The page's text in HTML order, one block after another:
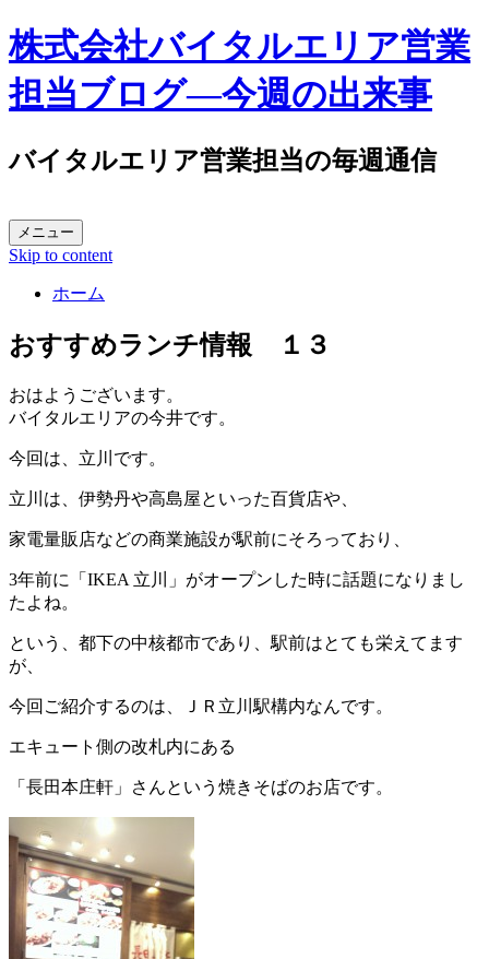
株式会社バイタルエリア営業
担当ブログ―今週の出来事
バイタルエリア営業担当の毎週通信
メニュー
Skip to content
ホーム
おすすめランチ情報 １３
おはようございます。
バイタルエリアの今井です。
今回は、立川です。
立川は、伊勢丹や高島屋といった百貨店や、
家電量販店などの商業施設が駅前にそろっており、
3年前に「IKEA 立川」がオープンした時に話題になりまし
たよね。
という、都下の中核都市であり、駅前はとても栄えてます
が、
今回ご紹介するのは、ＪＲ立川駅構内なんです。
エキュート側の改札内にある
「長田本庄軒」さんという焼きそばのお店です。